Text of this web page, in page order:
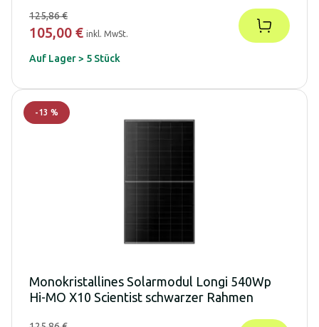
125,86 €
105,00 € inkl. MwSt.
Auf Lager > 5 Stück
-13 %
Monokristallines Solarmodul Longi 540Wp
Hi-MO X10 Scientist schwarzer Rahmen